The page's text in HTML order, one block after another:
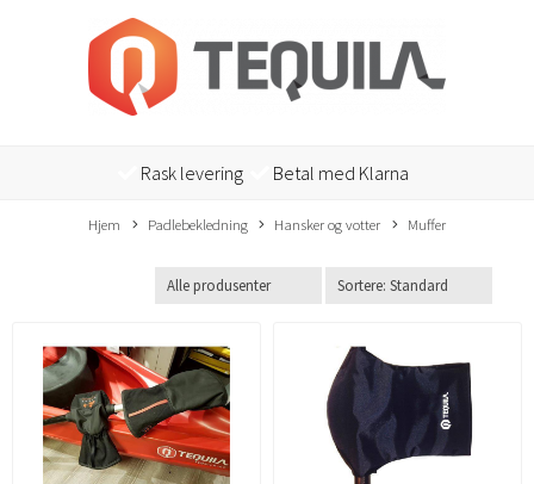
Rask levering Betal med Klarna
Hjem Padlebekledning Hansker og votter Muffer